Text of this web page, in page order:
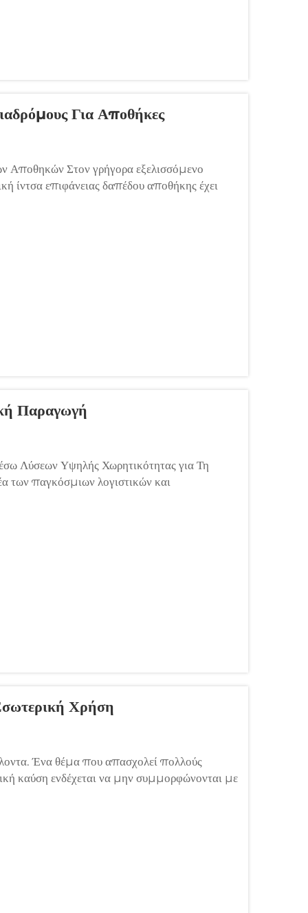
Για Αποθήκες
Αποθηκών Στον γρήγορα εξελισσόμενο
ίντσα επιφάνειας δαπέδου αποθήκης έχει
ακινήτων αυξάνονται και οι όγκοι
Παραγωγή
Λύσεων Υψηλής Χωρητικότητας για Τη
των παγκόσμιων λογιστικών και
εξοπλισμού διαχείρισης υλικών υπερβαίνει
Χρήση
Ένα θέμα που απασχολεί πολλούς
καύση ενδέχεται να μην συμμορφώνονται με
αυτή αντιμετωπίζεται πλήρως με τις
εξ...